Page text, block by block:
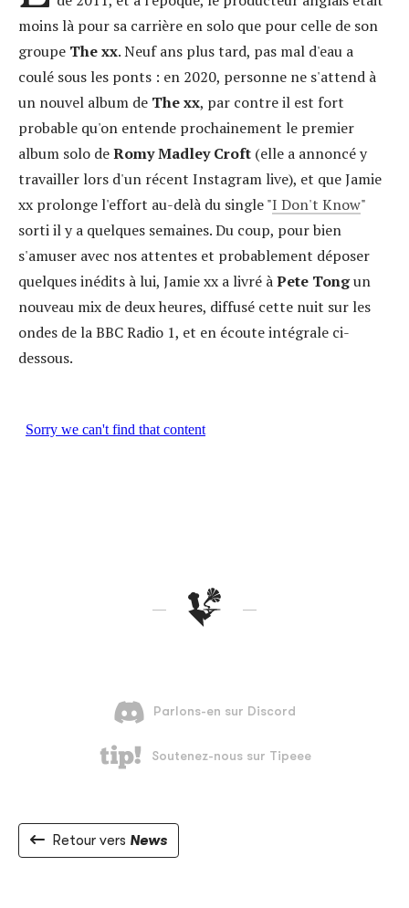
moins là pour sa carrière en solo que pour celle de son
groupe The xx. Neuf ans plus tard, pas mal d'eau a
coulé sous les ponts : en 2020, personne ne s'attend à
un nouvel album de The xx, par contre il est fort
probable qu'on entende prochainement le premier
album solo deRomy Madley Croft (elle a annoncé y
travailler lors d'un récent Instagram live), et que Jamie
xx prolonge l'effort au-delà du single "I Don't Know"
sorti il y a quelques semaines. Du coup, pour bien
s'amuser avec nos attentes et probablement déposer
quelques inédits à lui, Jamie xx a livré àPete Tongun
nouveau mix de deux heures, diffusé cette nuit sur les
ondes de la BBC Radio 1, et en écoute intégrale ci-
dessous.
Retour vers News